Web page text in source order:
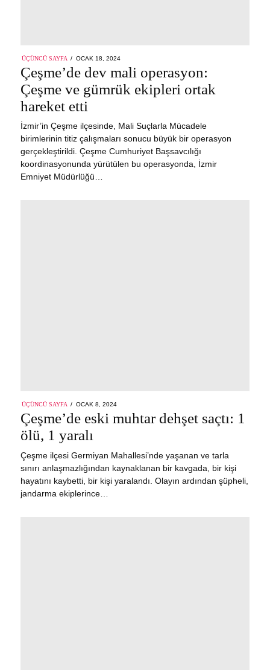
ÜÇÜNCÜ SAYFA
POSTED
OCAK 18, 2024
Çeşme’de dev mali operasyon:
Çeşme ve gümrük ekipleri ortak
hareket etti
İzmir’in Çeşme ilçesinde, Mali Suçlarla Mücadele
birimlerinin titiz çalışmaları sonucu büyük bir operasyon
gerçekleştirildi. Çeşme Cumhuriyet Başsavcılığı
koordinasyonunda yürütülen bu operasyonda, İzmir
Emniyet Müdürlüğü…
ÜÇÜNCÜ SAYFA
POSTED
OCAK 8, 2024
Çeşme’de eski muhtar dehşet saçtı: 1
ölü, 1 yaralı
Çeşme ilçesi Germiyan Mahallesi’nde yaşanan ve tarla
sınırı anlaşmazlığından kaynaklanan bir kavgada, bir kişi
hayatını kaybetti, bir kişi yaralandı. Olayın ardından şüpheli,
jandarma ekiplerince…